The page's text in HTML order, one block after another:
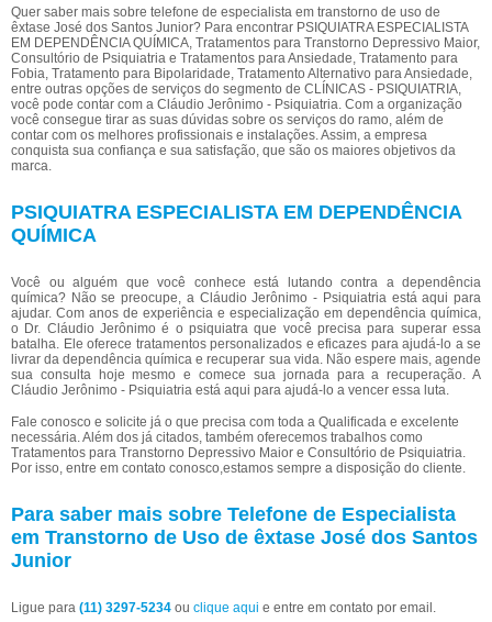
Quer saber mais sobre telefone de especialista em transtorno de uso de
êxtase José dos Santos Junior? Para encontrar PSIQUIATRA ESPECIALISTA
EM DEPENDÊNCIA QUÍMICA, Tratamentos para Transtorno Depressivo Maior,
Consultório de Psiquiatria e Tratamentos para Ansiedade, Tratamento para
Fobia, Tratamento para Bipolaridade, Tratamento Alternativo para Ansiedade,
entre outras opções de serviços do segmento de CLÍNICAS - PSIQUIATRIA,
você pode contar com a Cláudio Jerônimo - Psiquiatria. Com a organização
você consegue tirar as suas dúvidas sobre os serviços do ramo, além de
contar com os melhores profissionais e instalações. Assim, a empresa
conquista sua confiança e sua satisfação, que são os maiores objetivos da
marca.
PSIQUIATRA ESPECIALISTA EM DEPENDÊNCIA
QUÍMICA
Você ou alguém que você conhece está lutando contra a dependência
química? Não se preocupe, a Cláudio Jerônimo - Psiquiatria está aqui para
ajudar. Com anos de experiência e especialização em dependência química,
o Dr. Cláudio Jerônimo é o psiquiatra que você precisa para superar essa
batalha. Ele oferece tratamentos personalizados e eficazes para ajudá-lo a se
livrar da dependência química e recuperar sua vida. Não espere mais, agende
sua consulta hoje mesmo e comece sua jornada para a recuperação. A
Cláudio Jerônimo - Psiquiatria está aqui para ajudá-lo a vencer essa luta.
Fale conosco e solicite já o que precisa com toda a Qualificada e excelente
necessária. Além dos já citados, também oferecemos trabalhos como
Tratamentos para Transtorno Depressivo Maior e Consultório de Psiquiatria.
Por isso, entre em contato conosco,estamos sempre a disposição do cliente.
Para saber mais sobre Telefone de Especialista
em Transtorno de Uso de êxtase José dos Santos
Junior
Ligue para (11) 3297-5234 ou clique aqui e entre em contato por email.